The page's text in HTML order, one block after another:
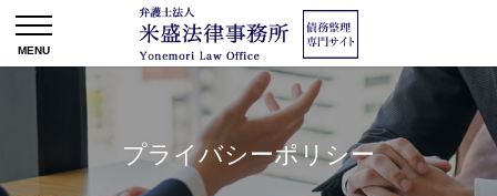
プライバシーポリシー